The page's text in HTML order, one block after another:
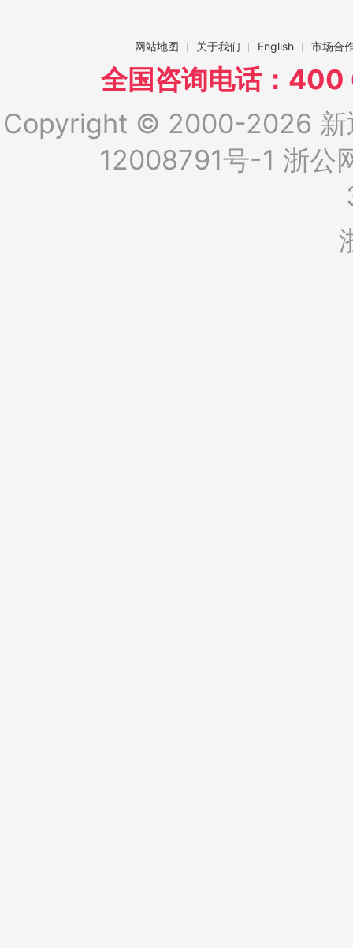
网站地图 关于我们 English 市场合
全国咨询电话：
Copyright © 2000-2026 新
12008791号-1 浙公